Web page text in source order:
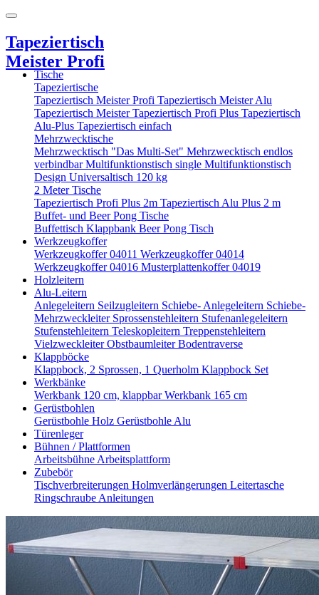
Tapeziertisch
Meister Profi
Tische
Tapeziertische
Tapeziertisch Meister Profi Tapeziertisch Meister Alu
Tapeziertisch MeisterTapeziertisch Profi Plus Tapeziertisch
Alu-Plus Tapeziertisch einfach
Mehrzwecktische
Mehrzwecktisch "Das Multi-Set" Mehrzwecktisch endlos
verbindbarMultifunktionstisch single Multifunktionstisch
Design Universaltisch 120 kg
2 Meter Tische
Tapeziertisch Profi Plus 2m Tapeziertisch Alu Plus 2 m
Buffet- und Beer Pong Tische
Buffettisch Klappbank Beer Pong Tisch
Werkzeugkoffer
Werkzeugkoffer 04011 Werkzeugkoffer 04014
Werkzeugkoffer 04016 Musterplattenkoffer 04019
Holzleitern
Alu-Leitern
Anlegeleitern Seilzugleitern Schiebe- Anlegeleitern Schiebe-
Mehrzweckleiter Sprossenstehleitern Stufenanlegeleitern
Stufenstehleitern Teleskopleitern Treppenstehleitern
VielzweckleiterObstbaumleiterBodentraverse
Klappböcke
Klappbock, 2 Sprossen, 1 Querholm Klappbock Set
Werkbänke
Werkbank 120 cm, klappbarWerkbank 165 cm
Gerüstbohlen
Gerüstbohle Holz Gerüstbohle Alu
Türenleger
Bühnen / Plattformen
Arbeitsbühne Arbeitsplattform
Zubebör
Tischverbreiterungen Holmverlängerungen Leitertasche
Ringschraube Anleitungen